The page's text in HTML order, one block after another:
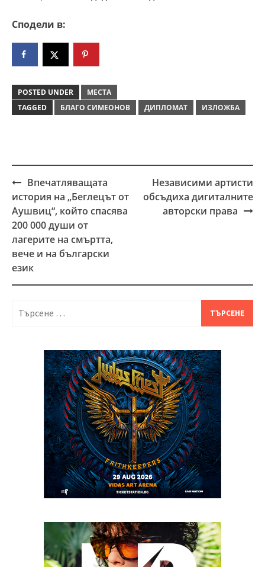
Сподели в:
POSTED UNDER
МЕСТА
TAGGED
БЛАГО СИМЕОНОВ ДИПЛОМАТ ИЗЛОЖБА
Post
navigation
Впечатляващата
история на „Беглецът от
Аушвиц“, който спасява
200 000 души от
лагерите на смъртта,
вече и на български
език
Независими артисти
обсъдиха дигиталните
авторски права
Търсене